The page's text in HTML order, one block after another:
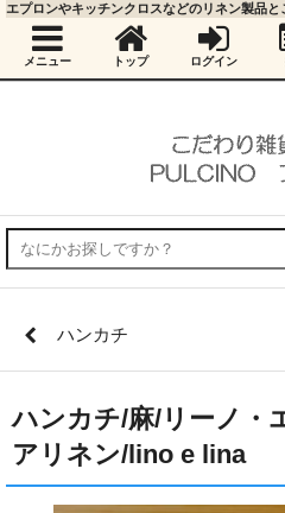
ハンカチ
ハンカチ/麻/リーノ・
アリネン/lino e lina
エプロンやキッチンクロスなどのリネン製品
メニュー トップ ログイン